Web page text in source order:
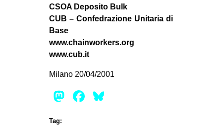
CSOA Deposito Bulk
CUB – Confedrazione Unitaria di
Base
www.chainworkers.org
www.cub.it
Milano 20/04/2001
Mastodon
Facebook
Tag: